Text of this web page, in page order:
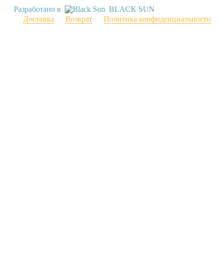
Разработано в
BLACK SUN
Доставка
Возврат Политика конфиденциальности